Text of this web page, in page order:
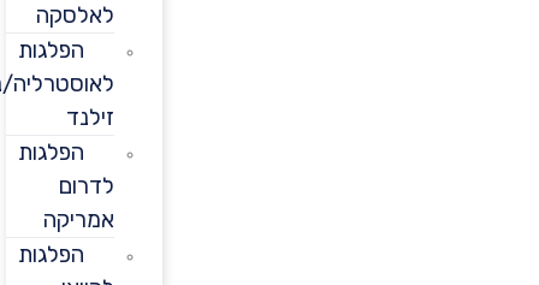
לאלסקה
הפלגות
לאוסטרליה/ניו
הפלגות
לדרום
אמריקה
הפלגות